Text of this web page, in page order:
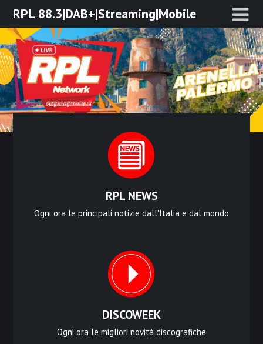
Skip
content
RPL 88.3|DAB+|Streaming|Mobile
RPL NEWS
Ogni ora le principali notizie dall'Italia e dal mondo
DISCOWEEK
Ogni ora le migliori novità discografiche